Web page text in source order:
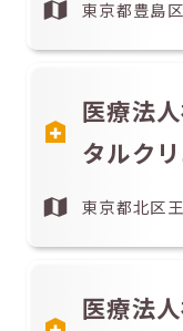
東京都豊島
医療法
タルク
東京都北区
医療法